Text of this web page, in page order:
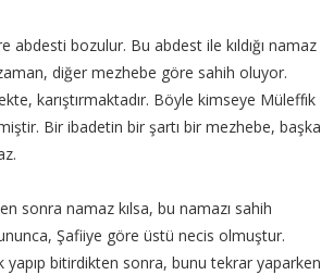
bozulur. Bu abdest ile kıldığı namaz
diğer mezhebe göre sahih oluyor.
karıştırmaktadır. Böyle kimseye Müleffık
Bir ibadetin bir şartı bir mezhebe, başka
sonra namaz kılsa, bu namazı sahih
Şafiiye göre üstü necis olmuştur.
bitirdikten sonra, bunu tekrar yaparken